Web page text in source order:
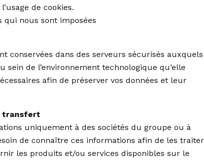
de cookies.
qui nous sont imposées
conservées dans des serveurs sécurisés auxquels
sein de l’environnement technologique qu’elle
afin de préserver vos données et leur
transfert
uniquement à des sociétés du groupe ou à
de connaître ces informations afin de les traiter
les produits et/ou services disponibles sur le